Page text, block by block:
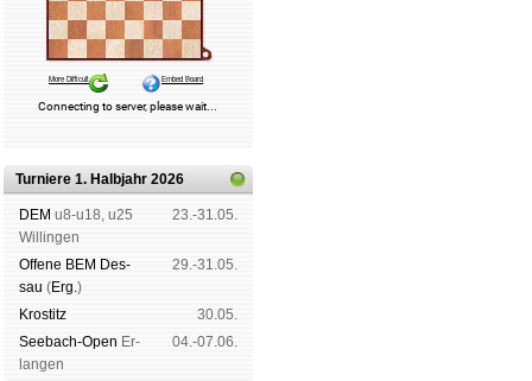
Turniere 1. Halbjahr 2026
DEM u8-u18, u25
Wil­lin­gen
23.-31.05.
Offene BEM Des­
sau (Erg.)
29.-31.05.
Kros­titz
30.05.
See­bach-Open Er­
lan­gen
04.-07.06.